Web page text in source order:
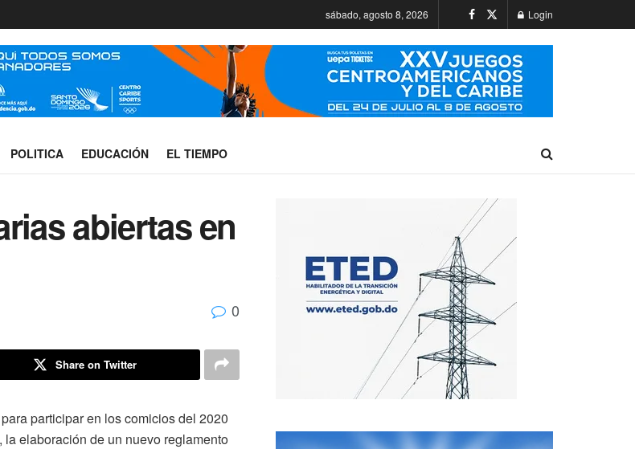
sábado, agosto 8, 2026 Login
POLITICA EDUCACIÓN EL TIEMPO
abiertas en
0
Share on Twitter
participar en los comicios del 2020
elaboración de un nuevo reglamento